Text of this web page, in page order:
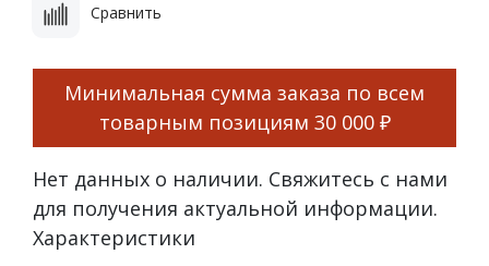
Сравнить
Минимальная сумма заказа по всем
товарным позициям 30 000 ₽
Нет данных о наличии. Свяжитесь с нами
для получения актуальной информации.
Характеристики